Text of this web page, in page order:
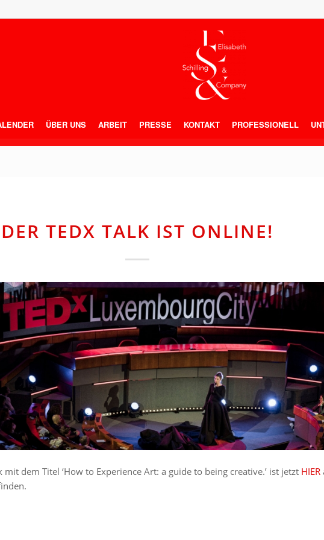
ÜBER UNS ARBEIT PRESSE KONTAKT PROFESSIONELL
DER TEDX TALK IST ONLINE!
mit dem Titel ‘How to Experience Art: a guide to being creative.’ ist jetzt HIER